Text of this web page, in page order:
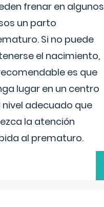
frenar en algunos
un parto
Si no puede
el nacimiento,
es que
lugar en un centro
nivel adecuado que
la atención
al prematuro.